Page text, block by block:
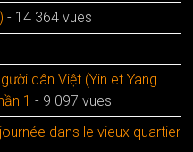
- 14 364 vues
dân Việt (Yin et Yang
1 - 9 097 vues
dans le vieux quartier